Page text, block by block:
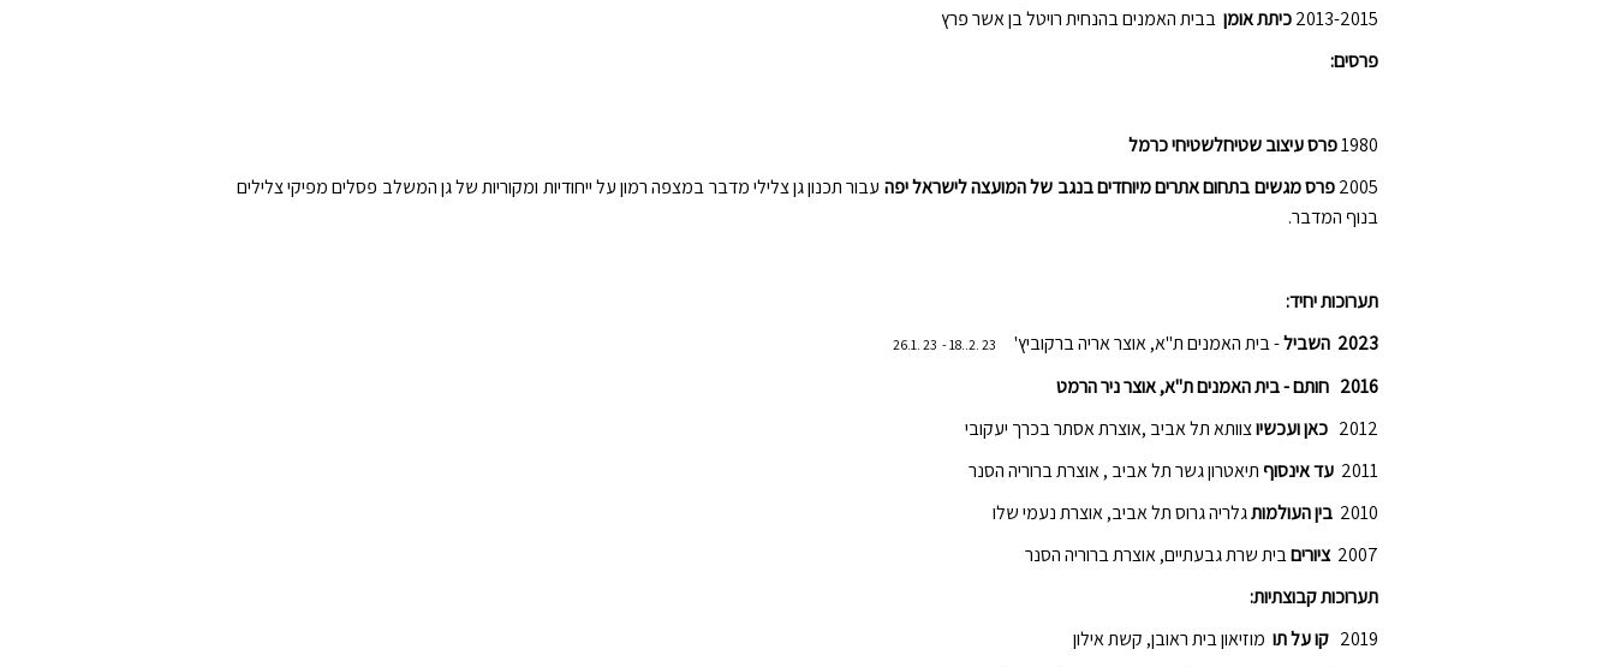
2013-2015כיתת אומן בבית האמנים בהנחית רויטל בן אשר פרץ
פרסים:
1980פרס עיצוב שטיחלשטיחי כרמל
2005 פרס מגשים בתחום אתרים מיוחדים בנגב של המועצה לישראל יפה עבור תכנון גן צלילי מדבר במצפה רמון על ייחודיות ומקוריות של גן המשלב פסלים מפיקי צלילים
בנוף המדבר.
תערוכות יחיד:
2023 השביל- בית האמנים ת"א, אוצר אריה ברקוביץ' 23 .2..18 - 23 .26.1
2016 חותם -
בית האמנים ת"א, אוצר ניר הרמט
2012 כאן ועכשיוצוותא תל אביב ,אוצרת אסתר בכרך יעקובי
2011 עד אינסוףתיאטרון גשר תל אביב , אוצרת ברוריה הסנר
2010 בין העולמותגלריה גרוס תל אביב, אוצרת נעמי שלו
2007 ציוריםבית שרת גבעתיים, אוצרת ברוריה הסנר
תערוכות קבוצתיות:
2019 קו על תו מוזיאון בית ראובן, קשת אילון